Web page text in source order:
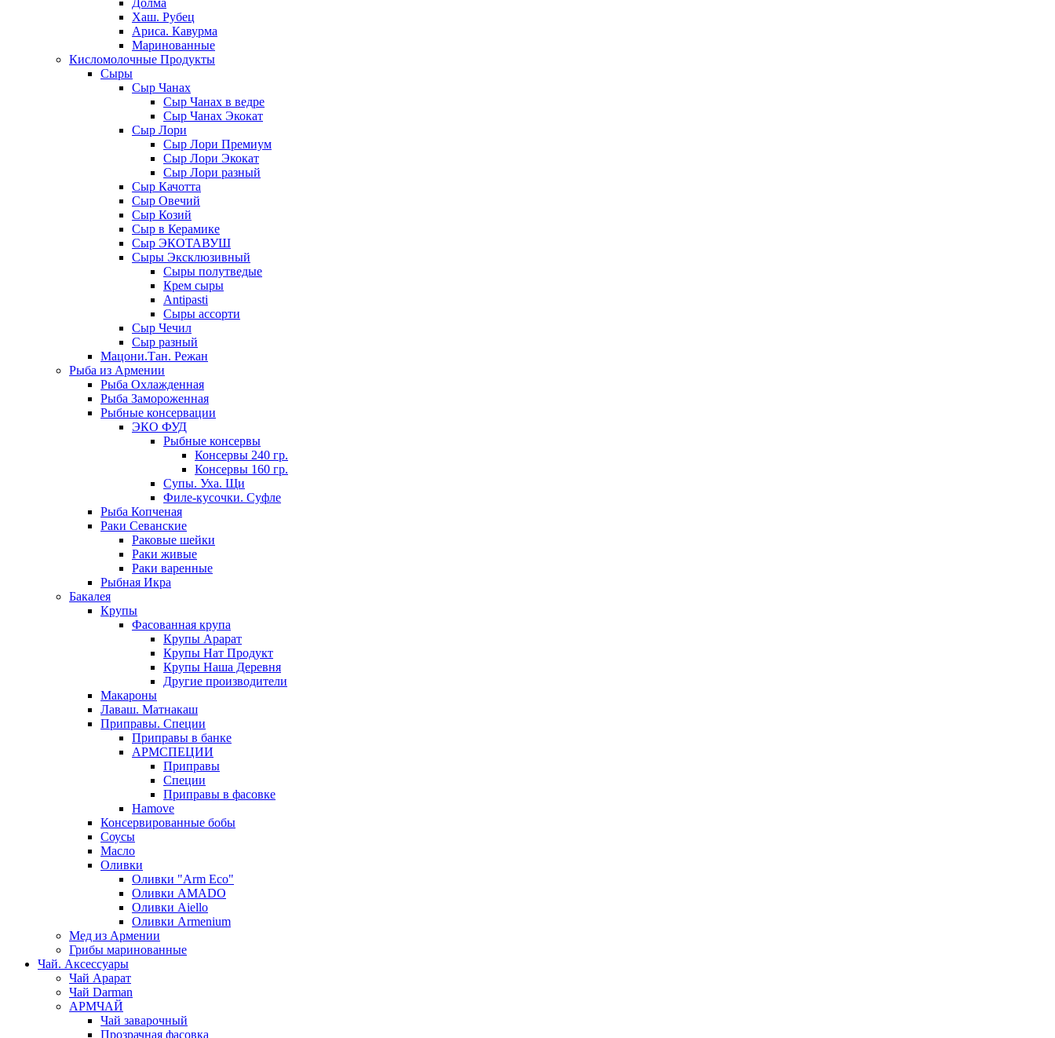
Долма
Хаш. Рубец
Ариса. Кавурма
Маринованные
Кисломолочные Продукты
Сыры
Сыр Чанах
Сыр Чанах в ведре
Сыр Чанах Экокат
Сыр Лори
Сыр Лори Премиум
Сыр Лори Экокат
Сыр Лори разный
Сыр Качотта
Сыр Овечий
Сыр Козий
Сыр в Керамике
Сыр ЭКОТАВУШ
Сыры Эксклюзивный
Сыры полутведые
Крем сыры
Antipasti
Сыры ассорти
Сыр Чечил
Сыр разный
Мацони.Тан. Режан
Рыба из Армении
Рыба Охлажденная
Рыба Замороженная
Рыбные консервации
ЭКО ФУД
Рыбные консервы
Консервы 240 гр.
Консервы 160 гр.
Супы. Уха. Щи
Филе-кусочки. Суфле
Рыба Копченая
Раки Севанские
Раковые шейки
Раки живые
Раки варенные
Рыбная Икра
Бакалея
Крупы
Фасованная крупа
Крупы Арарат
Крупы Нат Продукт
Крупы Наша Деревня
Другие производители
Макароны
Лаваш. Матнакаш
Приправы. Специи
Приправы в банке
АРМСПЕЦИИ
Приправы
Специи
Приправы в фасовке
Hamove
Консервированные бобы
Соусы
Масло
Оливки
Оливки "Arm Eco"
Оливки AMADO
Оливки Aiello
Оливки Armenium
Мед из Армении
Грибы маринованные
Чай. Аксессуары
Чай Арарат
Чай Darman
АРМЧАЙ
Чай заварочный
Прозрачная фасовка